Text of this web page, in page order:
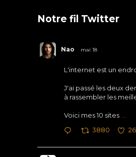
Notre fil Twitter
Nao mai 18
L'internet est un
J'ai passé les deux
à rassembler les
Voici mes 10 sites
3880